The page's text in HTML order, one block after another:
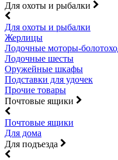
Для охоты и рыбалки
Для охоты и рыбалки
Жерлицы
Лодочные моторы-
Лодочные шесты
Оружейные шкафы
Подставки для удочек
Прочие товары
Почтовые ящики
Почтовые ящики
Для дома
Для подъезда